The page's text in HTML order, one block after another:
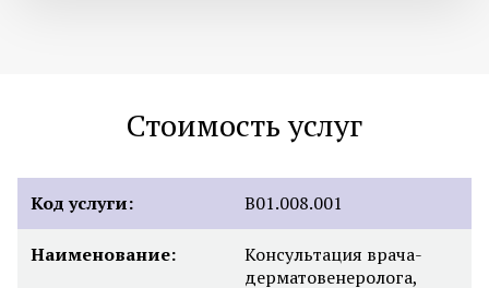
Стоимость услуг
Код услуги: B01.008.001
Наименование:
Консультация врача-
дерматовенеролога,